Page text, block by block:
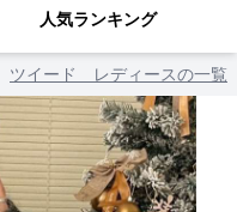
人気ランキング
ツイード レディースの一覧